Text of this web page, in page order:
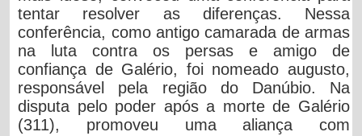
tentar resolver as diferenças. Nessa
conferência, como antigo camarada de armas
na luta contra os persas e amigo de
confiança de Galério, foi nomeado augusto,
responsável pela região do Danúbio. Na
disputa pelo poder após a morte de Galério
(311), promoveu uma aliança com